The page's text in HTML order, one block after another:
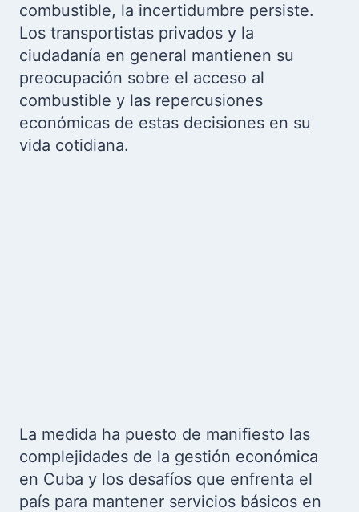
combustible, la incertidumbre persiste.
Los transportistas privados y la
ciudadanía en general mantienen su
preocupación sobre el acceso al
combustible y las repercusiones
económicas de estas decisiones en su
vida cotidiana.
La medida ha puesto de manifiesto las
complejidades de la gestión económica
en Cuba y los desafíos que enfrenta el
país para mantener servicios básicos en